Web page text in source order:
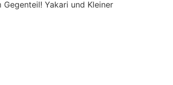
Yakari und Kleiner